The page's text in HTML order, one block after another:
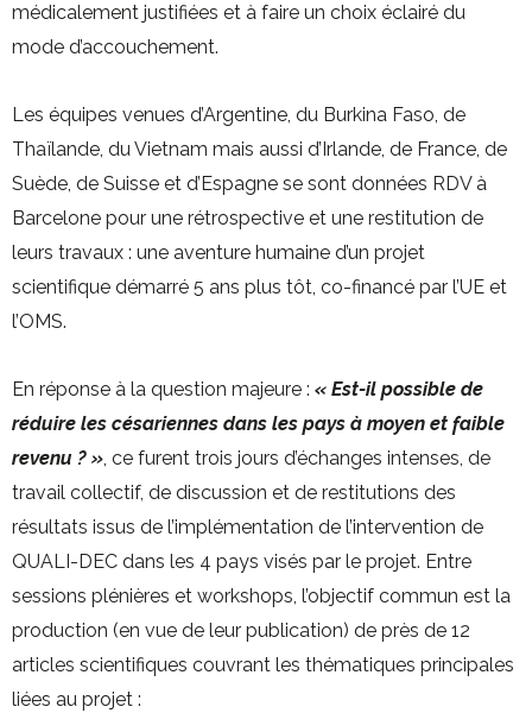
médicalement justifiées et à faire un choix éclairé du
mode d’accouchement.
Les équipes venues d’Argentine, du Burkina Faso, de
Thaïlande, du Vietnam mais aussi d’Irlande, de France, de
Suède, de Suisse et d’Espagne se sont données RDV à
Barcelone pour une rétrospective et une restitution de
leurs travaux : une aventure humaine d’un projet
scientifique démarré 5 ans plus tôt, co-financé par l’UE et
l’OMS.
En réponse à la question majeure : « Est-il possible de
réduire les césariennes dans les pays à moyen et faible
revenu ? », ce furent trois jours d’échanges intenses, de
travail collectif, de discussion et de restitutions des
résultats issus de l’implémentation de l’intervention de
QUALI-DEC dans les 4 pays visés par le projet. Entre
sessions plénières et workshops, l’objectif commun est la
production (en vue de leur publication) de près de 12
articles scientifiques couvrant les thématiques principales
liées au projet :